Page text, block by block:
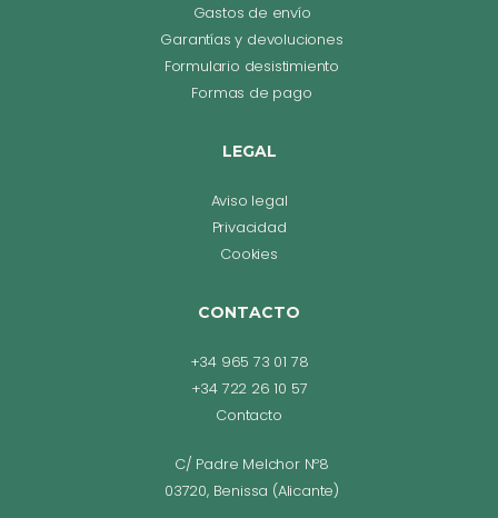
Gastos de envío
Garantías y devoluciones
Formulario desistimiento
Formas de pago
LEGAL
Aviso legal
Privacidad
Cookies
CONTACTO
+34 965 73 01 78
+34 722 26 10 57
Contacto
C/ Padre Melchor Nº8
03720, Benissa (Alicante)